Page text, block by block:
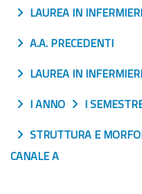
LAUREA IN
A.A. PRECEDENTI
LAUREA IN
I ANNO
I
STRUTTURA E
CANALE A